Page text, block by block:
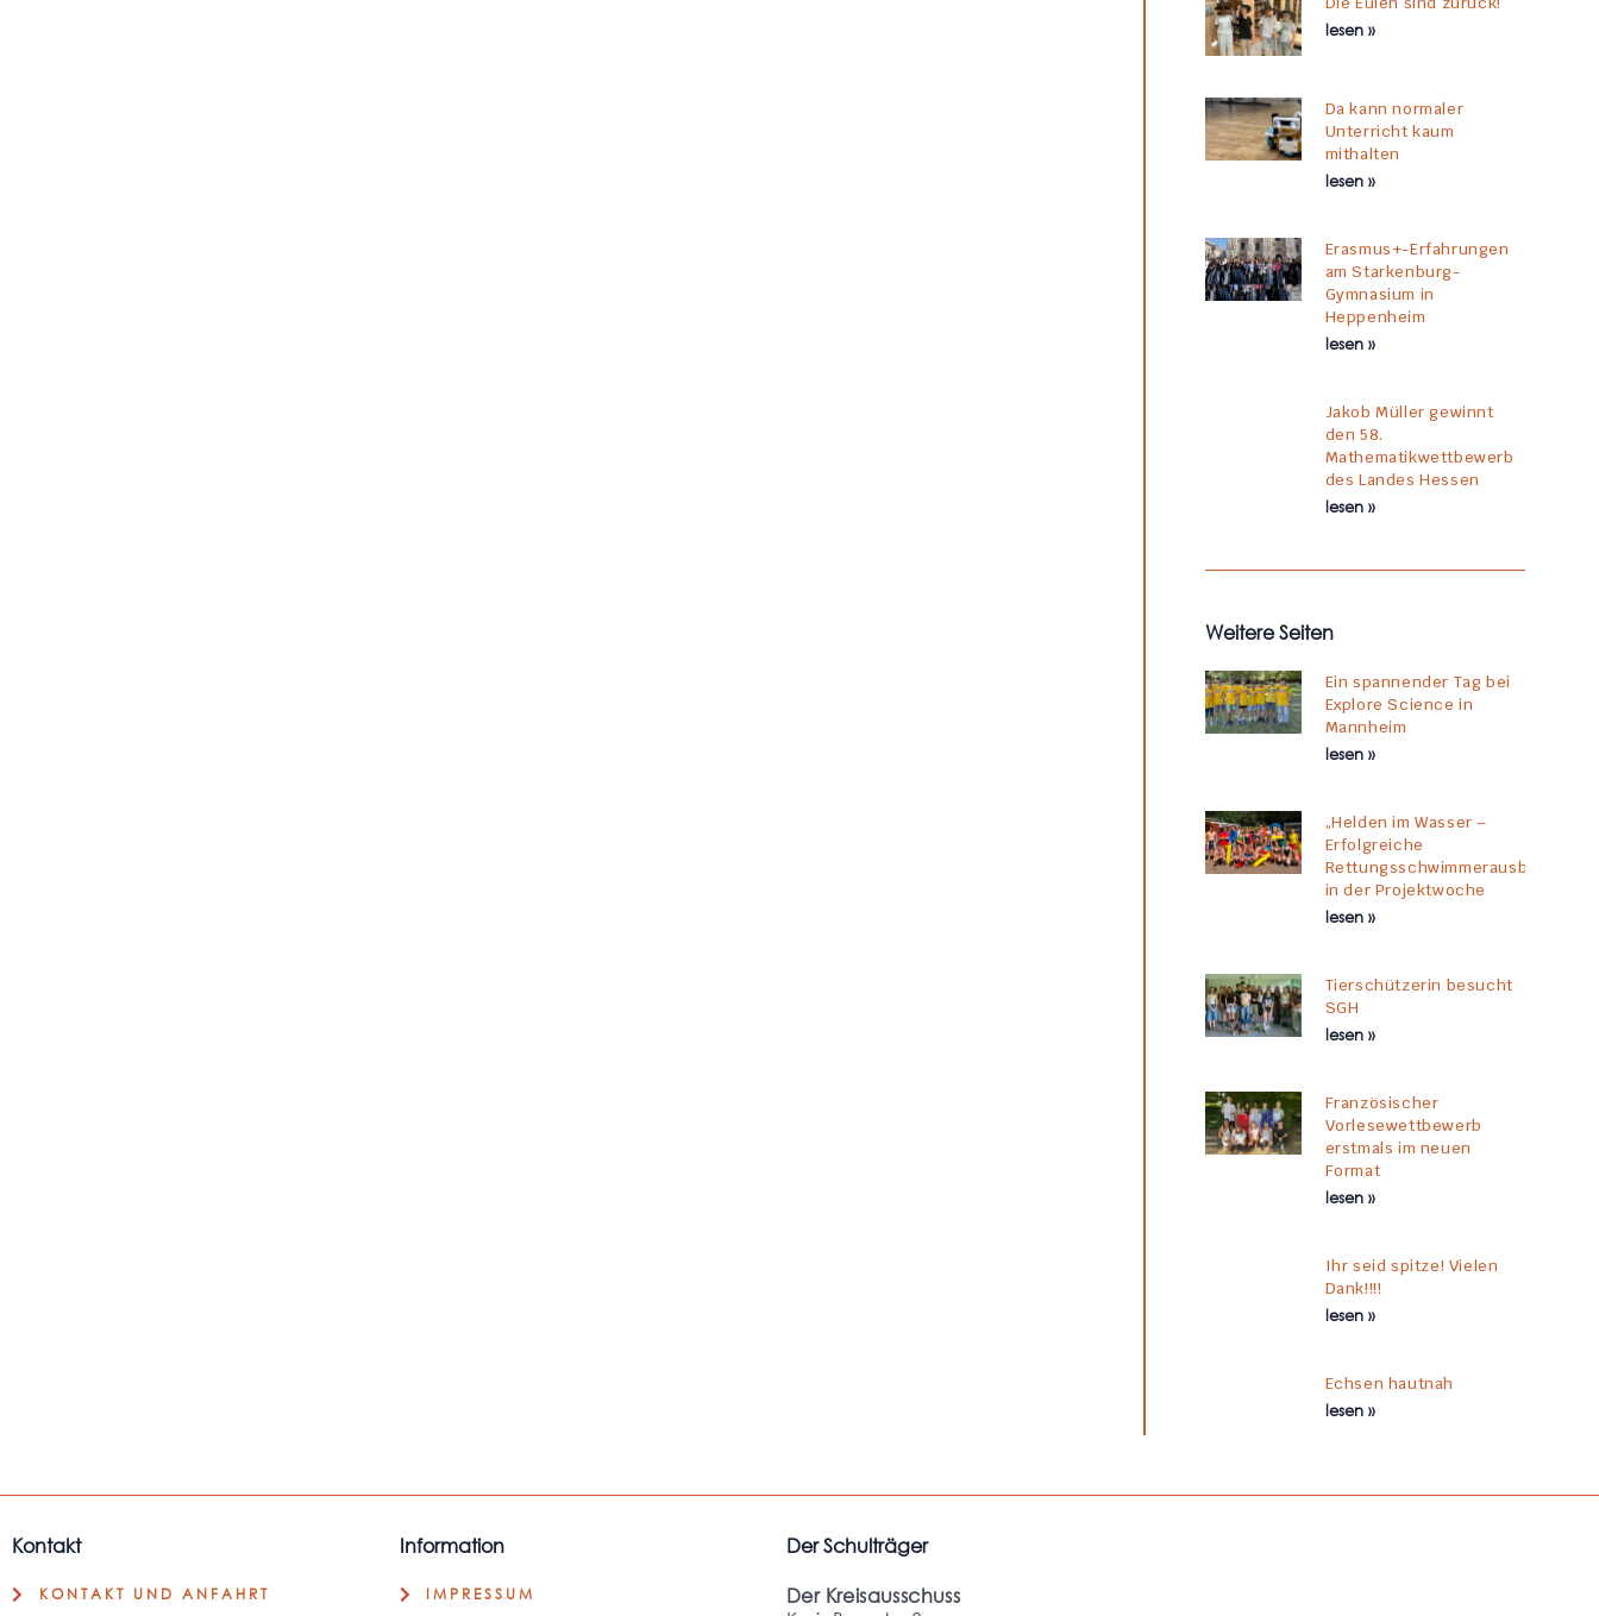
lesen »
Da kann normaler
Unterricht kaum
mithalten
lesen »
Erasmus+-Erfahrungen
am Starkenburg-
Gymnasium in
Heppenheim
lesen »
Jakob Müller gewinnt
den 58.
Mathematikwettbewerb
des Landes Hessen
lesen »
Weitere Seiten
Ein spannender Tag bei
Explore Science in
Mannheim
lesen »
„Helden im Wasser –
Erfolgreiche
Rettungsschwimmerausbildung
in der Projektwoche
lesen »
Tierschützerin besucht
SGH
lesen »
Französischer
Vorlesewettbewerb
erstmals im neuen
Format
lesen »
Ihr seid spitze! Vielen
Dank!!!!
lesen »
Echsen hautnah
lesen »
Kontakt
KONTAKT UND ANFAHRT
Information
IMPRESSUM
Der Schulträger
Der Kreisausschuss